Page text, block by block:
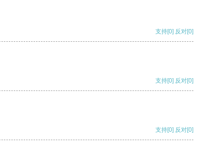
支持[0] 反对[0]
支持[0] 反对[0]
支持[0] 反对[0]